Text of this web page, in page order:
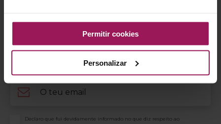
Permitir cookies
Personalizar
Nome
Email
Consentimento
Declaro que fui devidamente informado no que diz respeito ao